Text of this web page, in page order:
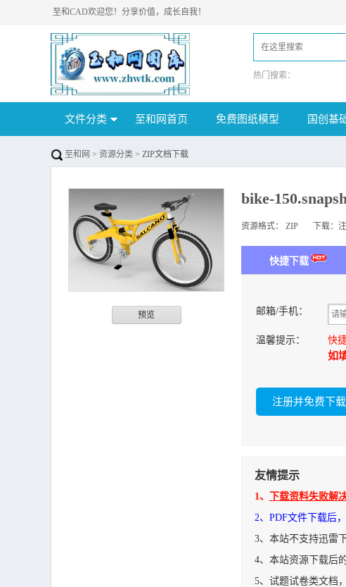
至和CAD欢迎您！分享价值，成长自我！
热门搜索：
文件分类 至和网首页 免费图纸模型 国创基
至和网 > 资源分类 > ZIP文档下载
预览
bike-
资源格式： ZIP 下载：注
快捷下载
邮箱/手机：
温馨提示： 快
如
友情提示
1、
下载资料失败解
2、PDF文件下载后
3、本站不支持迅雷
4、本站资源下载后
5、试题试卷类文档